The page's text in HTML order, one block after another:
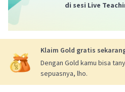
di sesi Live
Klaim Gold gratis
Dengan Gold kamu bisa
sepuasnya, lho.